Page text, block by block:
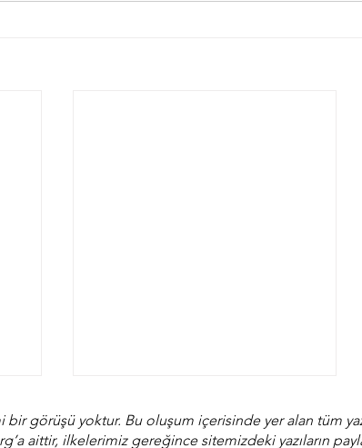
görüşü yoktur. Bu oluşum içerisinde yer alan tüm
aittir, ilkelerimiz gereğince sitemizdeki yazıların